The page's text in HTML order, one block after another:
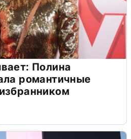
Полина
романтичные